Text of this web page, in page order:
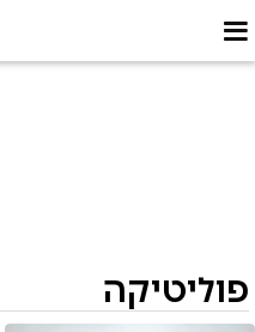
פוליטיקה